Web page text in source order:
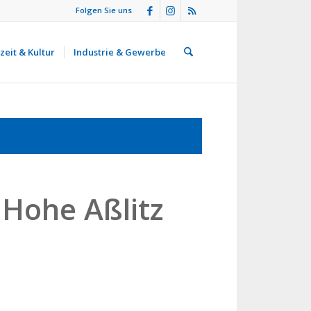
Folgen Sie uns
& Kultur Industrie & Gewerbe
Aßlitz